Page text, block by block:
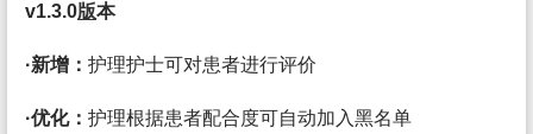
v1.3.0版本
·新增： 护理护士可对患者进行评价
·优化： 护理根据患者配合度可自动加入黑名单